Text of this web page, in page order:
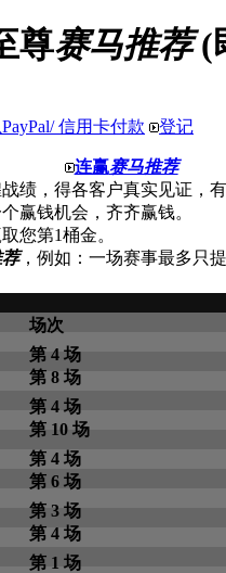
尊赛马推荐(
PayPal/ 信用卡付款 登记
连赢赛马推荐
绩，得各客户真实见证，有
赢钱机会，齐齐赢钱。
您第1桶金。
，例如：一场赛事最多只
场次
第 4 场
第 8 场
第 4 场
第 10 场
第 4 场
第 6 场
第 3 场
第 4 场
第 1 场